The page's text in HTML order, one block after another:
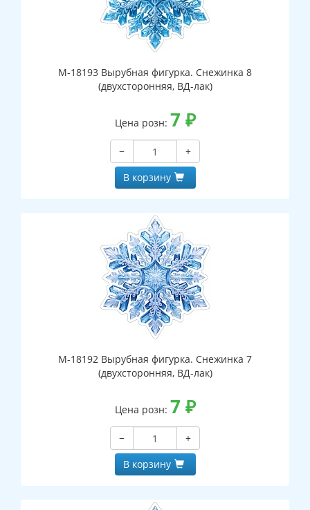
М-18193 Вырубная фигурка. Снежинка 8
(двухсторонняя, ВД-лак)
Цена розн: 7 ₽
−
+
В корзину
М-18192 Вырубная фигурка. Снежинка 7
(двухсторонняя, ВД-лак)
Цена розн: 7 ₽
−
+
В корзину